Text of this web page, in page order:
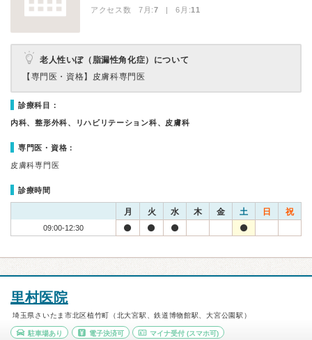
アクセス数 7月:7 | 6月:11
老人性いぼ（脂漏性角化症）について
【専門医・資格】 皮膚科専門医
診療科目：
内科、整形外科、リハビリテーション科、皮膚科
専門医・資格：
皮膚科専門医
診療時間
月 火 水 木 金 土 日 祝
09:00-12:30
里村医院
埼玉県さいたま市北区植竹町（北大宮駅、鉄道博物館駅、大宮公園駅）
駐車場あり 電子決済可 マイナ受付 (スマホ可)